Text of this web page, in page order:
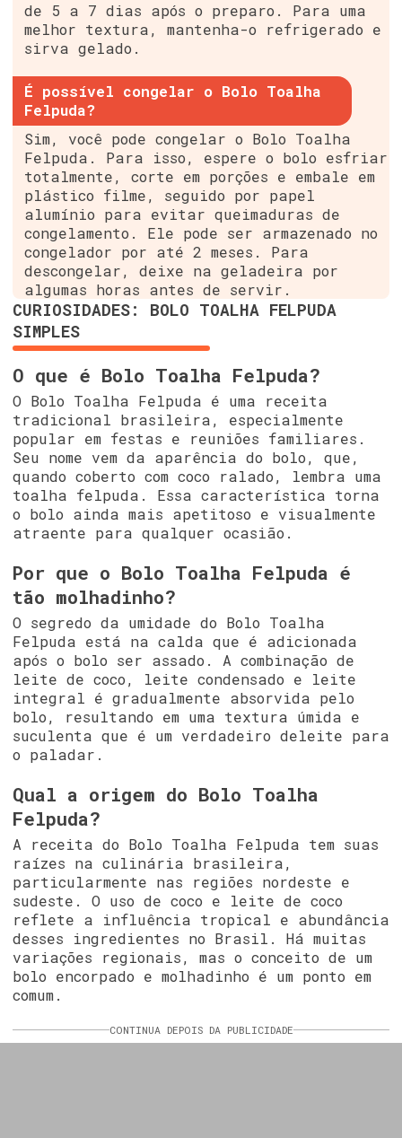
de 5 a 7 dias após o preparo. Para uma
melhor textura, mantenha-o refrigerado e
sirva gelado.
É possível congelar o Bolo Toalha
Felpuda?
Sim, você pode congelar o Bolo Toalha
Felpuda. Para isso, espere o bolo esfriar
totalmente, corte em porções e embale em
plástico filme, seguido por papel
alumínio para evitar queimaduras de
congelamento. Ele pode ser armazenado no
congelador por até 2 meses. Para
descongelar, deixe na geladeira por
algumas horas antes de servir.
CURIOSIDADES: BOLO TOALHA FELPUDA
SIMPLES
O que é Bolo Toalha Felpuda?
O Bolo Toalha Felpuda é uma receita
tradicional brasileira, especialmente
popular em festas e reuniões familiares.
Seu nome vem da aparência do bolo, que,
quando coberto com coco ralado, lembra uma
toalha felpuda. Essa característica torna
o bolo ainda mais apetitoso e visualmente
atraente para qualquer ocasião.
Por que o Bolo Toalha Felpuda é
tão molhadinho?
O segredo da umidade do Bolo Toalha
Felpuda está na calda que é adicionada
após o bolo ser assado. A combinação de
leite de coco, leite condensado e leite
integral é gradualmente absorvida pelo
bolo, resultando em uma textura úmida e
suculenta que é um verdadeiro deleite para
o paladar.
Qual a origem do Bolo Toalha
Felpuda?
A receita do Bolo Toalha Felpuda tem suas
raízes na culinária brasileira,
particularmente nas regiões nordeste e
sudeste. O uso de coco e leite de coco
reflete a influência tropical e abundância
desses ingredientes no Brasil. Há muitas
variações regionais, mas o conceito de um
bolo encorpado e molhadinho é um ponto em
comum.
CONTINUA DEPOIS DA PUBLICIDADE